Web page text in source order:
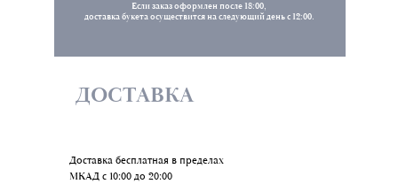
ДОСТАВКА
Если заказ оформлен после 18:00,
доставка букета осуществится на следующий день с 12:00.
Доставка бесплатная в пределах
МКАД с 10:00 до 20:00